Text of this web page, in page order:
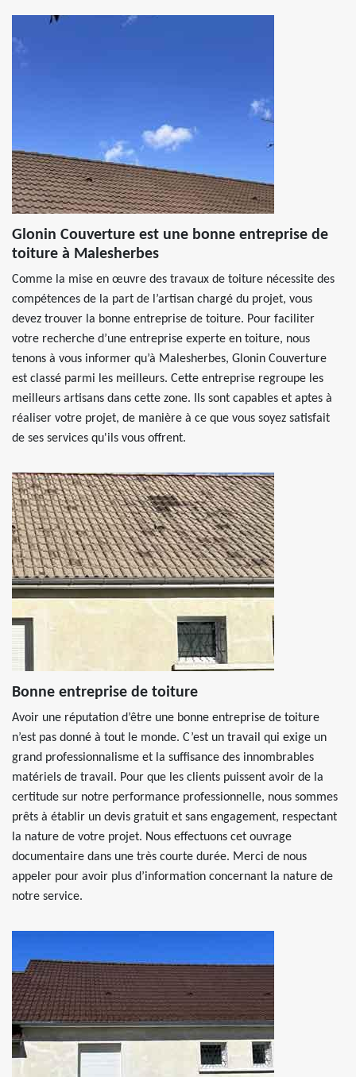
Glonin Couverture est une bonne entreprise de
toiture à Malesherbes
Comme la mise en œuvre des travaux de toiture nécessite des
compétences de la part de l’artisan chargé du projet, vous
devez trouver la bonne entreprise de toiture. Pour faciliter
votre recherche d’une entreprise experte en toiture, nous
tenons à vous informer qu’à Malesherbes, Glonin Couverture
est classé parmi les meilleurs. Cette entreprise regroupe les
meilleurs artisans dans cette zone. Ils sont capables et aptes à
réaliser votre projet, de manière à ce que vous soyez satisfait
de ses services qu'ils vous offrent.
Bonne entreprise de toiture
Avoir une réputation d’être une bonne entreprise de toiture
n’est pas donné à tout le monde. C’est un travail qui exige un
grand professionnalisme et la suffisance des innombrables
matériels de travail. Pour que les clients puissent avoir de la
certitude sur notre performance professionnelle, nous sommes
prêts à établir un devis gratuit et sans engagement, respectant
la nature de votre projet. Nous effectuons cet ouvrage
documentaire dans une très courte durée. Merci de nous
appeler pour avoir plus d’information concernant la nature de
notre service.